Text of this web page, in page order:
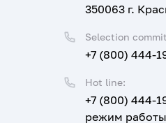
350063 г.
Selection
+7 (800) 444-
Hot line:
+7 (800) 444-
режим